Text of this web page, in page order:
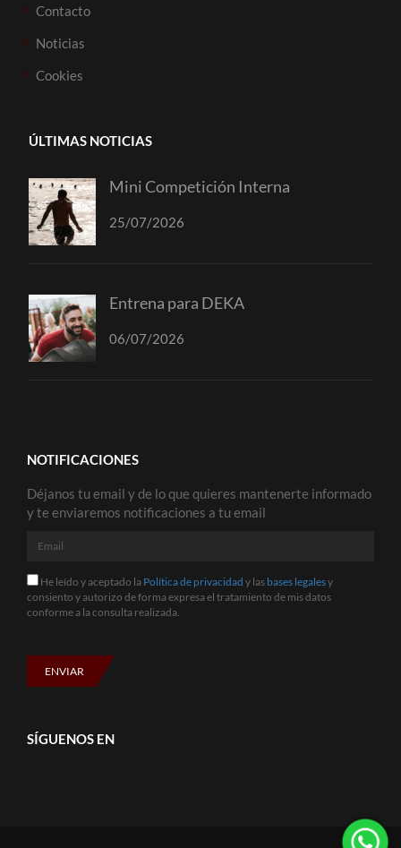
Contacto
Noticias
Cookies
ÚLTIMAS NOTICIAS
Mini Competición Interna
25/07/2026
Entrena para DEKA
06/07/2026
NOTIFICACIONES
Déjanos tu email y de lo que quieres mantenerte informado
y te enviaremos notificaciones a tu email
Email
He
leído
Política
de
legales
He leído y aceptado la Política de privacidad y las bases legalesy
consiento y autorizo de forma expresa el tratamiento de mis datos
conforme a la consulta realizada.
ENVIAR
SÍGUENOS EN